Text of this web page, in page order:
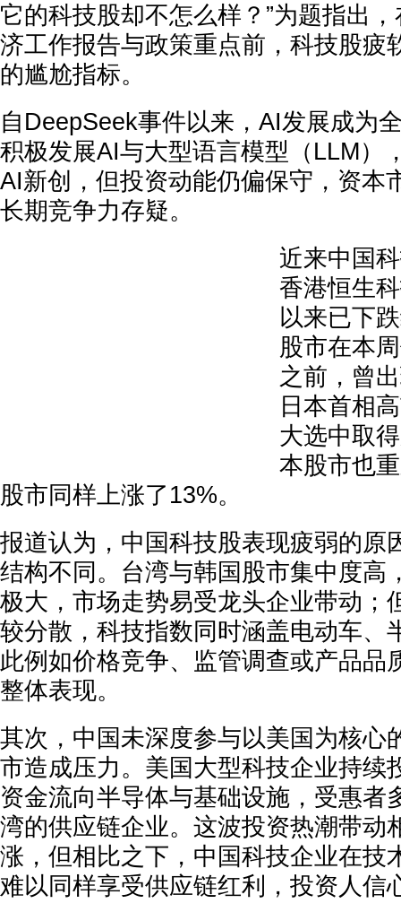
它的科技股却不怎么样？”为题指出
济工作报告与政策重点前，科技股疲
的尴尬指标。
自DeepSeek事件以来，AI发展成为
积极发展AI与大型语言模型（LLM）
AI新创，但投资动能仍偏保守，资本
长期竞争力存疑。
近来中国
香港恒生
以来已下
股市在本
之前，曾
日本首相
大选中取
本股市也
股市同样上涨了13%。
报道认为，中国科技股表现疲弱的原
结构不同。台湾与韩国股市集中度高
极大，市场走势易受龙头企业带动；
较分散，科技指数同时涵盖电动车、
此例如价格竞争、监管调查或产品品
整体表现。
其次，中国未深度参与以美国为核心
市造成压力。美国大型科技企业持续
资金流向半导体与基础设施，受惠者
湾的供应链企业。这波投资热潮带动
涨，但相比之下，中国科技企业在技
难以同样享受供应链红利，投资人信